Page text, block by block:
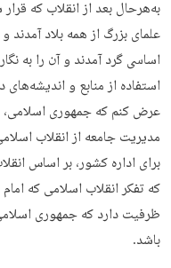
به‌هرحال بعد از انقلاب که
علمای بزرگ از همه بلاد
اساسی گرد آمدند و آن‌ را به
استفاده از منابع و اندیشه‌­های
عرض کنم که جمهوری اسلامی،
مدیریت جامعه از انقلاب
برای اداره کشور، بر اساس
که تفکر انقلاب اسلامی که
ظرفیت دارد که جمهوری
باشد.